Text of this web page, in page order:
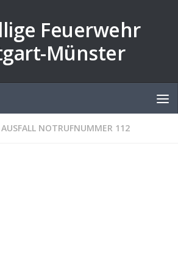
Feuerwehr
Münster
AUSFALL NOTRUFNUMMER 112